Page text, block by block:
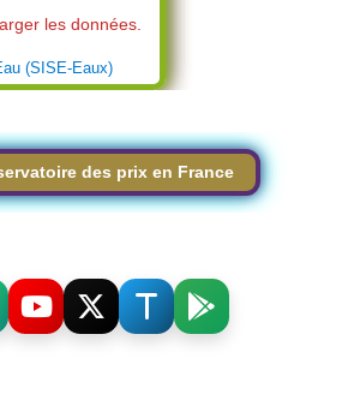
les données.
(SISE-Eaux)
des prix en France